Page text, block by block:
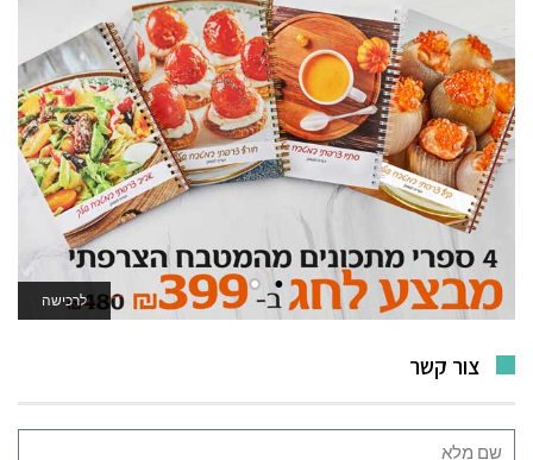
לרכישה
לאתר המשחקים
צור קשר